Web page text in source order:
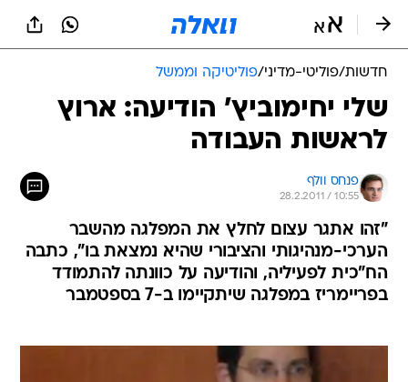
חדשות/פוליטי-מדיני/פוליטיקה וממשל
שלי יחימוביץ' הודיעה: ארוץ
לראשות העבודה
פנחס וולף
28.2.2011 / 10:55
"זהו אתגר עצום לחלץ את המפלגה מהשבר
הערכי-מנהיגותי והציבורי שהיא נמצאת בו", כתבה
הח"כית לפעיליה, והודיעה על כוונתה להתמודד
בפריימריז במפלגה שיתקיימו ב-7 בספטמבר